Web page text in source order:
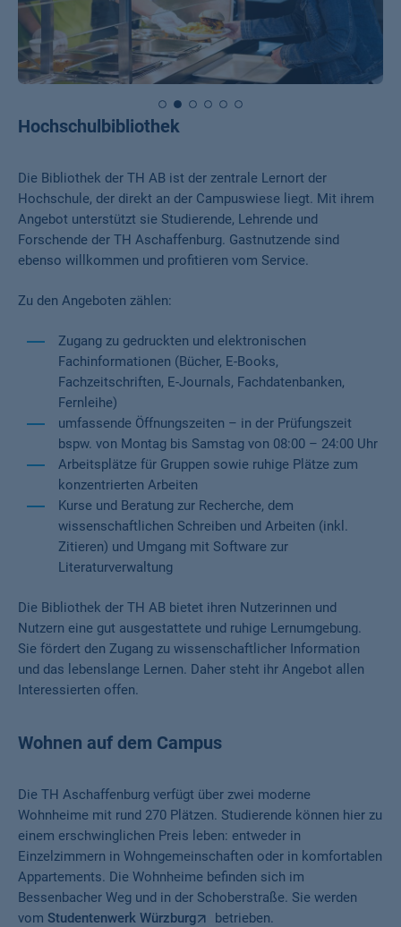
Hochschulbibliothek
Die Bibliothek der TH AB ist der zentrale Lernort der
Hochschule, der direkt an der Campuswiese liegt. Mit ihrem
Angebot unterstützt sie Studierende, Lehrende und
Forschende der TH Aschaffenburg. Gastnutzende sind
ebenso willkommen und profitieren vom Service.
Zu den Angeboten zählen:
Zugang zu gedruckten und elektronischen
Fachinformationen (Bücher, E-Books,
Fachzeitschriften, E-Journals, Fachdatenbanken,
Fernleihe)
umfassende Öffnungszeiten – in der Prüfungszeit
bspw. von Montag bis Samstag von 08:00 – 24:00 Uhr
Arbeitsplätze für Gruppen sowie ruhige Plätze zum
konzentrierten Arbeiten
Kurse und Beratung zur Recherche, dem
wissenschaftlichen Schreiben und Arbeiten (inkl.
Zitieren) und Umgang mit Software zur
Literaturverwaltung
Die Bibliothek der TH AB bietet ihren Nutzerinnen und
Nutzern eine gut ausgestattete und ruhige Lernumgebung.
Sie fördert den Zugang zu wissenschaftlicher Information
und das lebenslange Lernen. Daher steht ihr Angebot allen
Interessierten offen.
Wohnen auf dem Campus
Die TH Aschaffenburg verfügt über zwei moderne
Wohnheime mit rund 270 Plätzen. Studierende können hier zu
einem erschwinglichen Preis leben: entweder in
Einzelzimmern in Wohngemeinschaften oder in komfortablen
Appartements. Die Wohnheime befinden sich im
Bessenbacher Weg und in der Schoberstraße. Sie werden
vom Studentenwerk Würzburg betrieben.